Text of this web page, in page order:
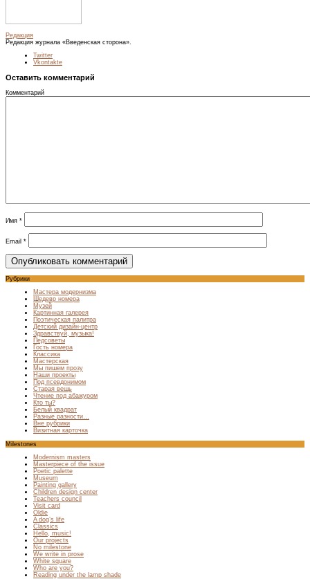
Редакция
Редакция журнала «Введенская сторона».
Twitter
Vkontakte
Оставить комментарий
Комментарий
Имя *
Email *
Рубрики
Мастера модернизма
Шедевр номера
Музей
Картинная галерея
Поэтическая палитра
Детский дизайн-центр
Здравствуй, музыка!
Педсоветы
Гость номера
Классика
Мастерская
Мы пишем прозу
Наши проекты
Под псевдонимом
Старая вещь
Чтение под абажуром
Кто ты?
Белый квадрат
Разные разности…
Вне рубрики
Визитная карточка
Milestones
Modernism masters
Masterpiece of the issue
Poetic palette
Museum
Painting gallery
Children design center
Teachers council
Visit card
Oldie
A dog’s life
Classics
Hello, music!
Our projects
No milestone
We write in prose
White square
Who are you?
Reading under the lamp shade